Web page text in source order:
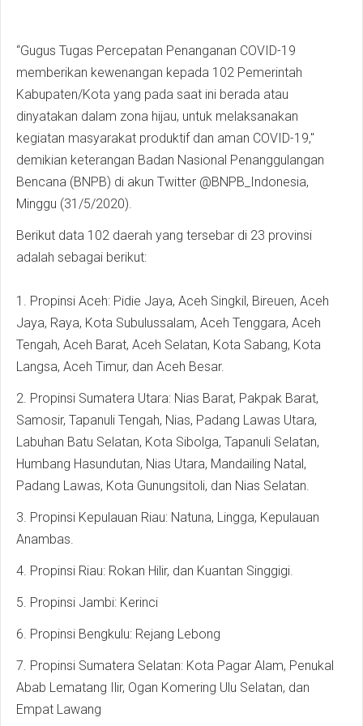
“Gugus Tugas Percepatan Penanganan COVID-19
memberikan kewenangan kepada 102 Pemerintah
Kabupaten/Kota yang pada saat ini berada atau
dinyatakan dalam zona hijau, untuk melaksanakan
kegiatan masyarakat produktif dan aman COVID-19,"
demikian keterangan Badan Nasional Penanggulangan
Bencana (BNPB) di akun Twitter @BNPB_Indonesia,
Minggu (31/5/2020).
Berikut data 102 daerah yang tersebar di 23 provinsi
adalah sebagai berikut:
1. Propinsi Aceh: Pidie Jaya, Aceh Singkil, Bireuen, Aceh
Jaya, Raya, Kota Subulussalam, Aceh Tenggara, Aceh
Tengah, Aceh Barat, Aceh Selatan, Kota Sabang, Kota
Langsa, Aceh Timur, dan Aceh Besar.
2. Propinsi Sumatera Utara: Nias Barat, Pakpak Barat,
Samosir, Tapanuli Tengah, Nias, Padang Lawas Utara,
Labuhan Batu Selatan, Kota Sibolga, Tapanuli Selatan,
Humbang Hasundutan, Nias Utara, Mandailing Natal,
Padang Lawas, Kota Gunungsitoli, dan Nias Selatan.
3. Propinsi Kepulauan Riau: Natuna, Lingga, Kepulauan
Anambas.
4. Propinsi Riau: Rokan Hilir, dan Kuantan Singgigi.
5. Propinsi Jambi: Kerinci
6. Propinsi Bengkulu: Rejang Lebong
7. Propinsi Sumatera Selatan: Kota Pagar Alam, Penukal
Abab Lematang Ilir, Ogan Komering Ulu Selatan, dan
Empat Lawang